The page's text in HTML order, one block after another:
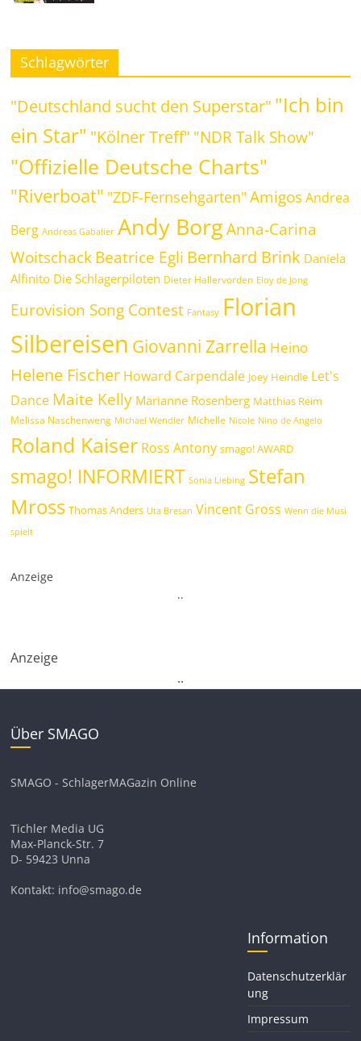
Schlagwörter
"Deutschland sucht den Superstar" "Ich bin
ein Star" "Kölner Treff" "NDR Talk Show"
"Offizielle Deutsche Charts"
"Riverboat" "ZDF-Fernsehgarten" Amigos Andrea
Berg Andreas Gabalier Andy Borg Anna-Carina
WoitschackBeatrice Egli Bernhard Brink Daniela
Alfinito Die Schlagerpiloten Dieter Hallervorden Eloy de Jong
Eurovision Song Contest Fantasy Florian
Silbereisen Giovanni Zarrella Heino
Helene Fischer Howard Carpendale Joey Heindle Let's
Dance Maite Kelly Marianne Rosenberg Matthias Reim
Melissa Naschenweng Michael Wendler Michelle Nicole Nino de Angelo
Roland Kaiser Ross Antony smago! AWARD
smago! INFORMIERT Sonia Liebing Stefan
Mross Thomas Anders Uta Bresan Vincent Gross Wenn die Musi
spielt
Anzeige
..
Anzeige
..
Über SMAGO
SMAGO - SchlagerMAGazin Online
Tichler Media UG
Max-Planck-Str. 7
D- 59423 Unna
Kontakt: info@smago.de
Information
Datenschutzerklär
ung
Impressum